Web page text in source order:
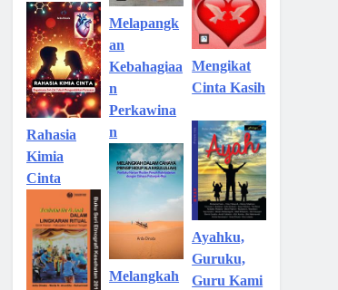
Rahasia
Kimia
Cinta
Melapangk
an
Kebahagiaa
n
Perkawina
n
Melangkah
Mengikat
Cinta Kasih
Ayahku,
Guruku,
Guru Kami